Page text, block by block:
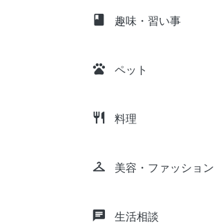
class 趣味・習い事
pets ペット
restaurant 料理
checkroom 美容・ファッション
chat 生活相談